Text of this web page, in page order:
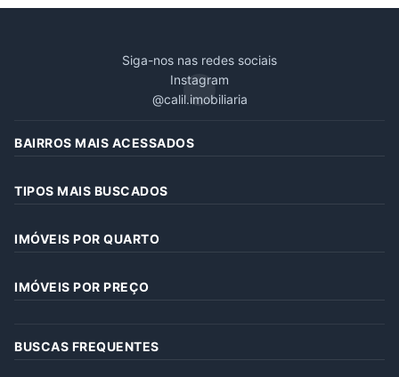
Siga-nos nas redes sociais
Instagram
@calil.imobiliaria
BAIRROS MAIS ACESSADOS
TIPOS MAIS BUSCADOS
IMÓVEIS POR QUARTO
IMÓVEIS POR PREÇO
BUSCAS FREQUENTES